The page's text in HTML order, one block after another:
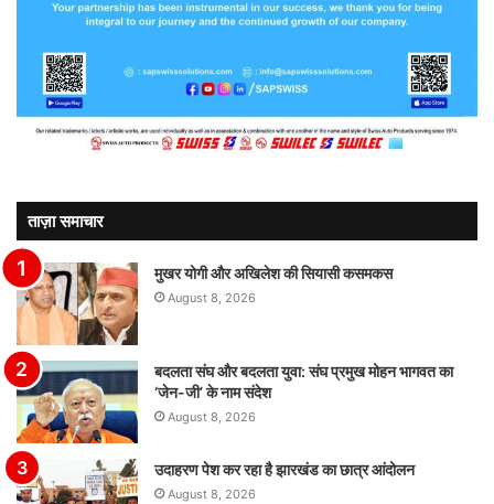
ताज़ा समाचार
मुखर योगी और अखिलेश की सियासी कसमकस
August 8, 2026
बदलता संघ और बदलता युवा: संघ प्रमुख मोहन भागवत का
‘जेन-जी’ के नाम संदेश
August 8, 2026
उदाहरण पेश कर रहा है झारखंड का छात्र आंदोलन
August 8, 2026